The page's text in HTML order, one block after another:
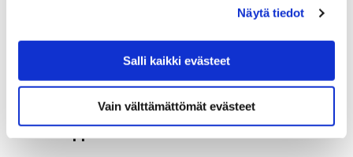
Näytä tiedot
Salli kaikki evästeet
Vain välttämättömät evästeet
Earth Hour pimentää valoja Porissa